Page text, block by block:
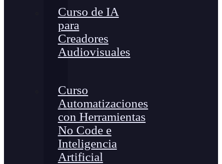
Curso de IA
para
Creadores
Audiovisuales
Curso
Automatizaciones
con Herramientas
No Code e
Inteligencia
Artificial